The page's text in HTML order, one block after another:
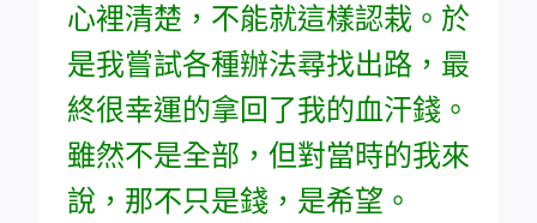
心裡清楚，不能就這樣認栽。於
是我嘗試各種辦法尋找出路，最
終很幸運的拿回了我的血汗錢。
雖然不是全部，但對當時的我來
說，那不只是錢，是希望。